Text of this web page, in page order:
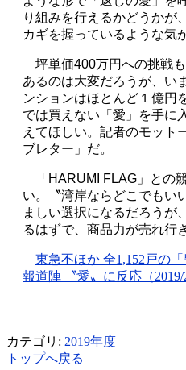
り組みを行えるかどうかが
カギを握っているような気
坪単価400万円への挑戦も
あるのは大変だろうが、いま
ンションはほとんど１億円
では買えない「愛」を手に
えてほしい。記者のモット
ブレター」だ。
「 HARUMI FLAG 」との
い。〝湾岸ならどこでもい
ましい選択になるだろうが
るはずで、商品力が売れ行
東急不ほか 全1,152戸の
報道陣 〝愛〟に反応（2019/
カテゴリ: 2019年度
トップへ戻る